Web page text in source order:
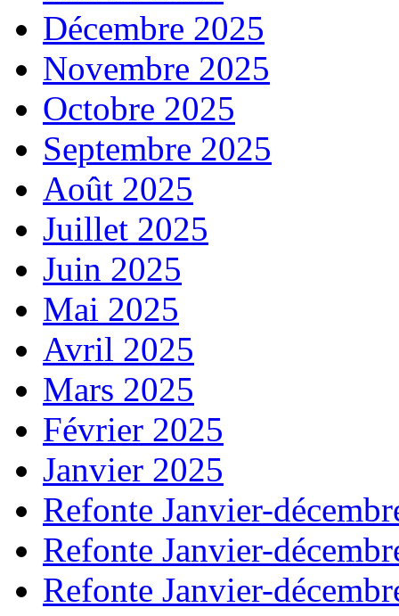
Décembre 2025
Novembre 2025
Octobre 2025
Septembre 2025
Août 2025
Juillet 2025
Juin 2025
Mai 2025
Avril 2025
Mars 2025
Février 2025
Janvier 2025
Refonte Janvier-
Refonte Janvier-
Refonte Janvier-